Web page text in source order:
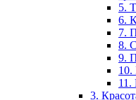
5.
6.
7.
8.
9.
10.
11.
3.